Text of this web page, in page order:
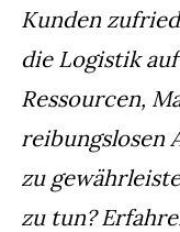
Kunden
die Logistik
Ressourcen,
reibungslosen
zu
zu tun?